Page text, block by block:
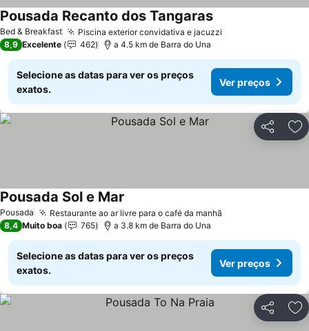
Bed & Breakfast Piscina exterior convidativa e jacuzzi
Pousada Recanto dos Tangaras
8,9 Excelente 462 a 4.5 km de Barra do Una
Selecione as datas para ver os preços
exatos.
Ver preços
Partilhar
Pousada Restaurante ao ar livre para o café da manhã
Pousada Sol e Mar
8,4 Muito boa 765 a 3.8 km de Barra do Una
Selecione as datas para ver os preços
exatos.
Ver preços
Partilhar